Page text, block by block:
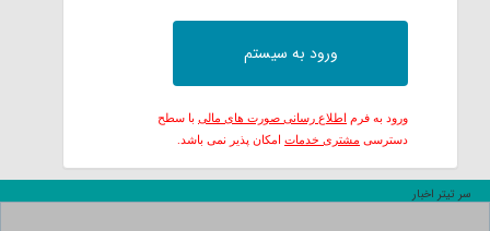
ورود به فرم اطلاع رسانی صورت های مالی با سطح
دسترسی مشتری خدمات امکان پذیر نمی باشد.
سر تیتر اخبار